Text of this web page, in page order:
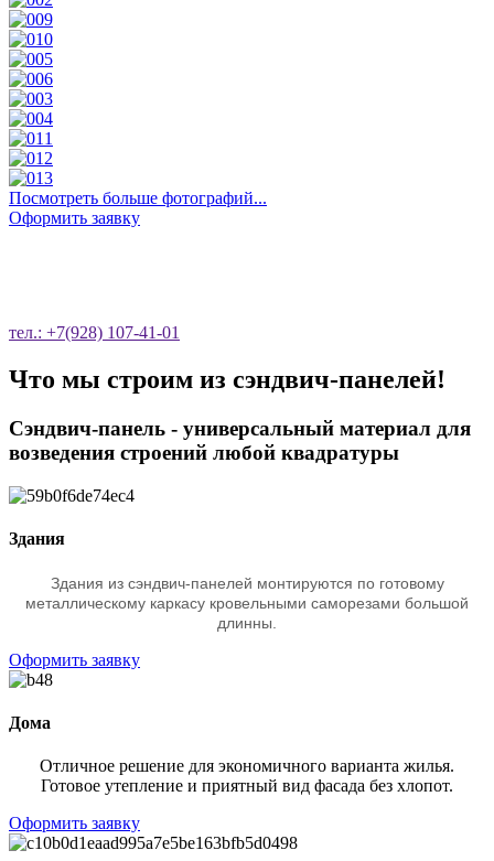
Посмотреть больше фотографий...
Оформить заявку
тел.: +7(928) 107-41-01
Что мы строим из сэндвич-панелей!
Сэндвич-панель - универсальный материал для
возведения строений любой квадратуры
Здания
Здания из сэндвич-панелей монтируются по готовому
металлическому каркасу кровельными саморезами большой
длинны.
Оформить заявку
Дома
Отличное решение для экономичного варианта жилья.
Готовое утепление и приятный вид фасада без хлопот.
Оформить заявку